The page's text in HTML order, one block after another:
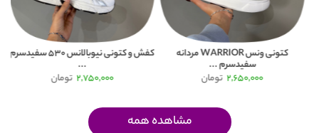
کتونی ونس WARRIOR مردانه
سفیدسرم ...
2,650,000 تومان
کفش و کتونی نیوبالانس 530 سفیدسرم
...
2,750,000 تومان
مشاهده همه